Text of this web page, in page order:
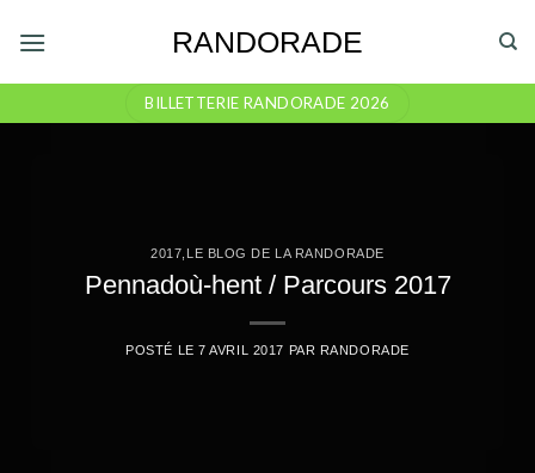
RANDORADE
BILLETTERIE RANDORADE 2026
2017 LE BLOG DE LA RANDORADE
Pennadoù-hent / Parcours 2017
POSTÉ LE7 AVRIL 2017 PAR RANDORADE